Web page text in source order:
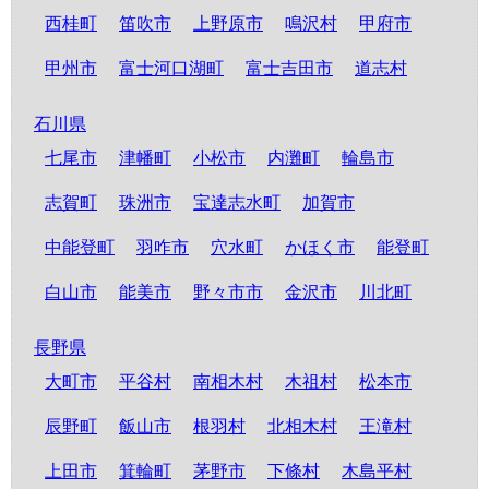
西桂町 笛吹市 上野原市 鳴沢村 甲府市
甲州市 富士河口湖町 富士吉田市 道志村
石川県
七尾市
津幡町 小松市 内灘町 輪島市
志賀町 珠洲市 宝達志水町 加賀市
中能登町 羽咋市 穴水町 かほく市 能登町
白山市 能美市 野々市市 金沢市 川北町
長野県
大町市
平谷村 南相木村 木祖村 松本市
辰野町 飯山市 根羽村 北相木村 王滝村
上田市 箕輪町 茅野市 下條村 木島平村